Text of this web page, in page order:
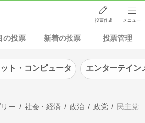
投票作成 メニュー
の投票 新着の投票 投票管理
ー 社会・経済 政治 政党 民主党
ト・コンピュータ エンターテイン